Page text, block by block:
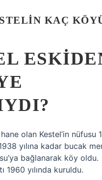
KAÇ
olan Kestel’in nüfusu
yılına kadar bucak
bağlanarak köy oldu.
1960 yılında kuruldu.